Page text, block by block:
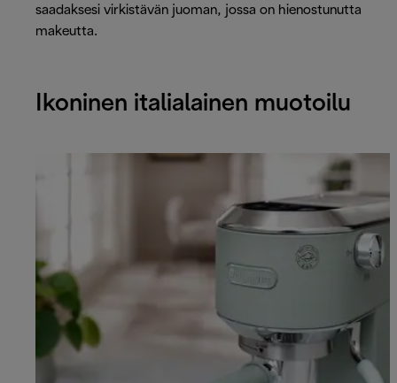
saadaksesi virkistävän juoman, jossa on hienostunutta
makeutta.
Ikoninen italialainen muotoilu